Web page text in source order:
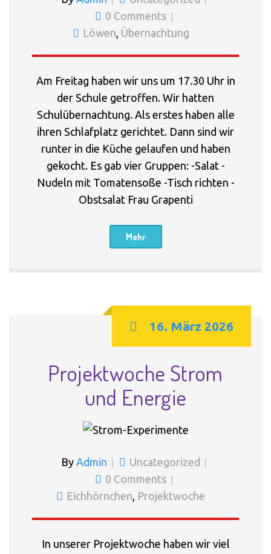
0 Comments
Löwen Übernachtung
Am Freitag haben wir uns um 17.30 Uhr in
der Schule getroffen. Wir hatten
Schulübernachtung. Als erstes haben alle
ihren Schlafplatz gerichtet. Dann sind wir
runter in die Küche gelaufen und haben
gekocht. Es gab vier Gruppen: -Salat -
Nudeln mit Tomatensoße -Tisch richten -
Obstsalat Frau Grapenti
Mehr
16. März 2026
Projektwoche Strom
und Energie
By Admin
Uncategorized
0 Comments
Eichhörnchen, Projektwoche
In unserer Projektwoche haben wir viel